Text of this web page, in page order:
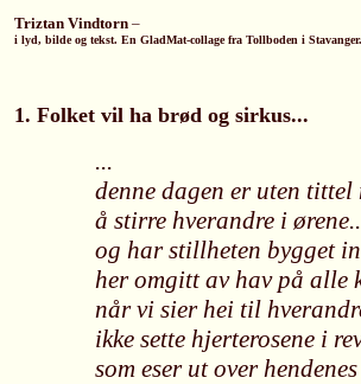
Triztan Vindtorn –
i lyd, bilde og tekst. En GladMat-collage fra Tollboden i Stavanger.
1. Folket vil ha brød og sirkus...
...
denne dagen er uten tittel
å stirre hverandre i
og har stillheten bygget
her omgitt av hav på alle
når vi sier hei til
ikke sette hjerterosene i
som eser ut over